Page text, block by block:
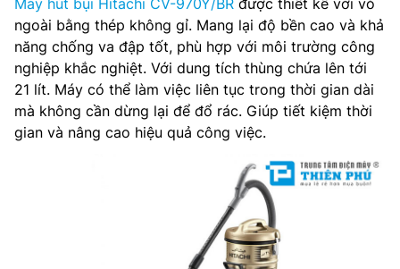
Máy hút bụi Hitachi CV-970Y/BR được thiết kế với vỏ
ngoài bằng thép không gỉ. Mang lại độ bền cao và khả
năng chống va đập tốt, phù hợp với môi trường công
nghiệp khắc nghiệt. Với dung tích thùng chứa lên tới
21 lít. Máy có thể làm việc liên tục trong thời gian dài
mà không cần dừng lại để đổ rác. Giúp tiết kiệm thời
gian và nâng cao hiệu quả công việc.